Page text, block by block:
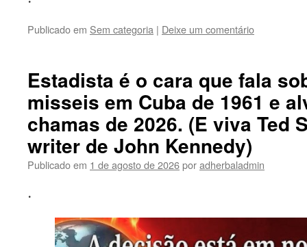
Publicado em Sem categoria | Deixe um comentário
Estadista é o cara que fala
misseis em Cuba de 1961 e
chamas de 2026. (E viva Ted
writer de John Kennedy)
Publicado em 1 de agosto de 2026poradherbaladmin
.